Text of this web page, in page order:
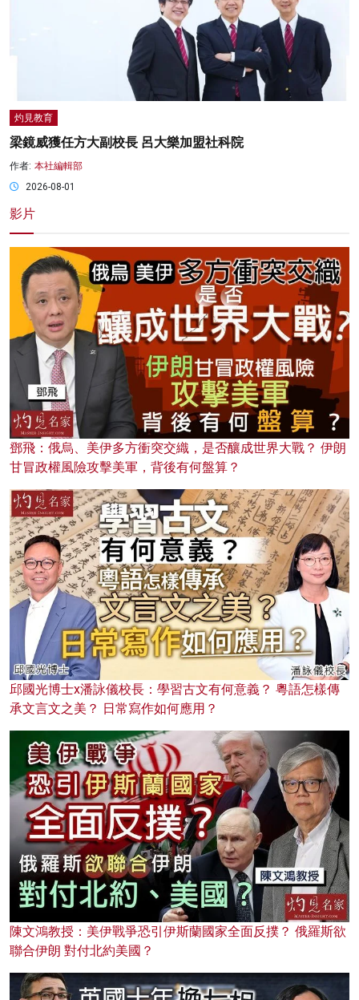
灼見教育
梁鏡威獲任方大副校長 呂大樂加盟社科院
作者: 本社編輯部
2026-08-01
影片
鄧飛：俄烏、美伊多方衝突交織，是否釀成世界大戰？ 伊朗
甘冒政權風險攻擊美軍，背後有何盤算？
邱國光博士x潘詠儀校長：學習古文有何意義？ 粵語怎樣傳
承文言文之美？ 日常寫作如何應用？
陳文鴻教授：美伊戰爭恐引伊斯蘭國家全面反撲？ 俄羅斯欲
聯合伊朗 對付北約美國？